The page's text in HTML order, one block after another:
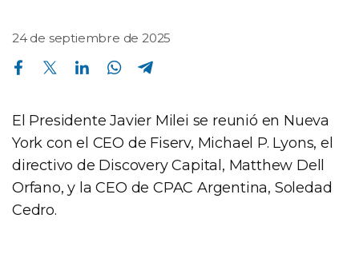
24 de septiembre de 2025
Compartir en Facebook Compartir en Twitter Compartir en Linkedin Compartir en Whatsapp
El Presidente Javier Milei se reunió en Nueva
York con el CEO de Fiserv, Michael P. Lyons, el
directivo de Discovery Capital, Matthew Dell
Orfano, y la CEO de CPAC Argentina, Soledad
Cedro.